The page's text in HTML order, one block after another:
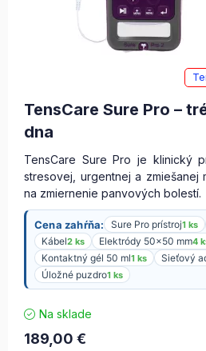
TensCare Sure Pro –
dna
TensCare Sure Pro je klinický
stresovej, urgentnej a zmiešanej
na zmiernenie panvových bolestí.
Cena zahŕňa: Sure Pro prístroj1 ks
Kábel2 ks Elektródy 50×50 mm4
Kontaktný gél 50 ml1 ks Sieťový
Úložné puzdro1 ks
Na sklade
189,00 €